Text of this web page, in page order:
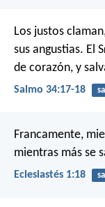
Los justos
sus angustias. El S
de corazón, y
Salmo 34:17-18
Francamente,
mientras más se
Eclesiastés 1:18